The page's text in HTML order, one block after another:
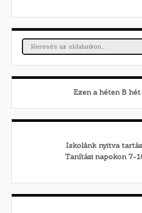
Ezen a héten B hét
Iskolánk nyitva
Tanítási napokon 7-